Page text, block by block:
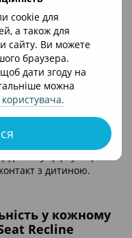
cookie для
а також для
сайту. Ви можете
браузера.
дати згоду на
можна
.
для дітей
фіксацію та
центром Chicco і
Італії;
оберігає від
не заважає
з дитиною.
у кожному
Recline